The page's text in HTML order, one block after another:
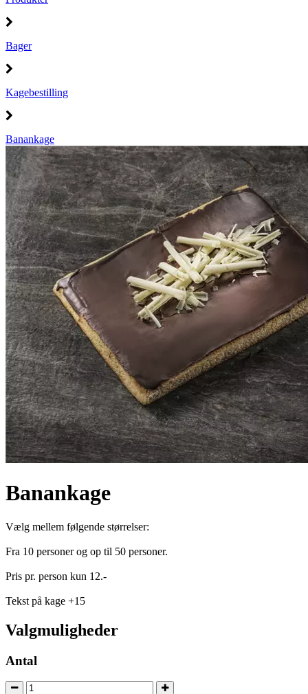
Bager
Kagebestilling
Banankage
Banankage
Vælg mellem følgende størrelser:
Fra 10 personer og op til 50 personer.
Pris pr. person kun 12.-
Tekst på kage +15
Valgmuligheder
Antal